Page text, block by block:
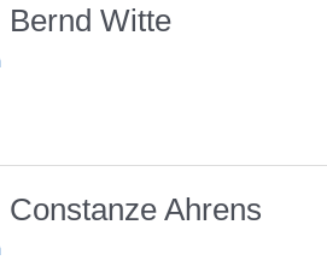
Bernd Witte
Constanze Ahrens